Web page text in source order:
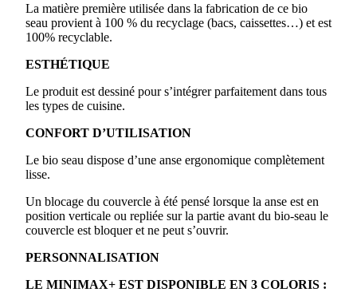
La matière première utilisée dans la fabrication de ce bio
seau provient à 100 % du recyclage (bacs, caissettes…) et est
100% recyclable.
ESTHÉTIQUE
Le produit est dessiné pour s’intégrer parfaitement dans tous
les types de cuisine.
CONFORT D’UTILISATION
Le bio seau dispose d’une anse ergonomique complètement
lisse.
Un blocage du couvercle à été pensé lorsque la anse est en
position verticale ou repliée sur la partie avant du bio-seau le
couvercle est bloquer et ne peut s’ouvrir.
PERSONNALISATION
LE MINIMAX+ EST DISPONIBLE EN 3 COLORIS :